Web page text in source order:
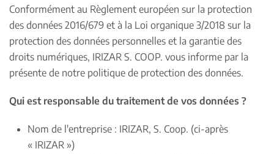
Conformément au Règlement européen sur la protection
des données 2016/679 et à la Loi organique 3/2018 sur la
protection des données personnelles et la garantie des
droits numériques, IRIZAR S. COOP. vous informe par la
présente de notre politique de protection des données.
Qui est responsable du traitement de vos données ?
Nom de l'entreprise : IRIZAR, S. Coop. (ci-après
« IRIZAR »)